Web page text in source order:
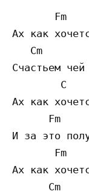
       Fm
Ах как
   Cm
Счастьем
        C
Ах как
      Fm
И за это
       Fm
Ах как
      Cm